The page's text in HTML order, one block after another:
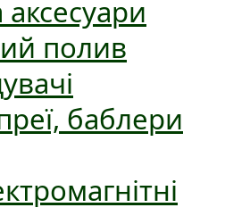
полив
баблери